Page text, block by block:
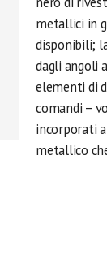
metallici in
disponibili;
dagli angoli
elementi di
comandi –
incorporati
metallico